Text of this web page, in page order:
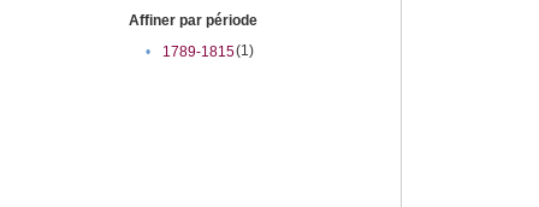
Affiner par période
•
1789-1815(1)